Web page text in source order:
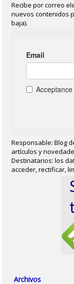
Recibe por correo
nuevos contenidos
baja).
Responsable: Blog
artículos y
Destinatarios: los
acceder, rectificar,
Archivos